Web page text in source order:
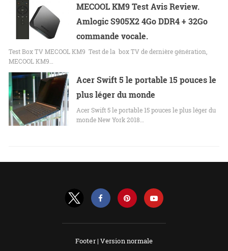
MECOOL KM9 Test Avis Review.
Amlogic S905X2 4Go DDR4 + 32Go
commande vocale.
Test Box TV MECOOL KM9 Test de la box TV de dernière génération,
MECOOL KM9…
Acer Swift 5 le portable 15 pouces le
plus léger du monde
Acer Swift 5 le portable 15 pouces le plus léger du
monde New York 2018…
Footer |Version normale